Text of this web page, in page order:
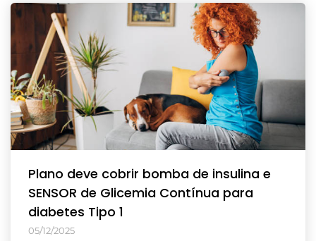
Plano deve cobrir bomba de insulina e
SENSOR de Glicemia Contínua para
diabetes Tipo 1
05/12/2025